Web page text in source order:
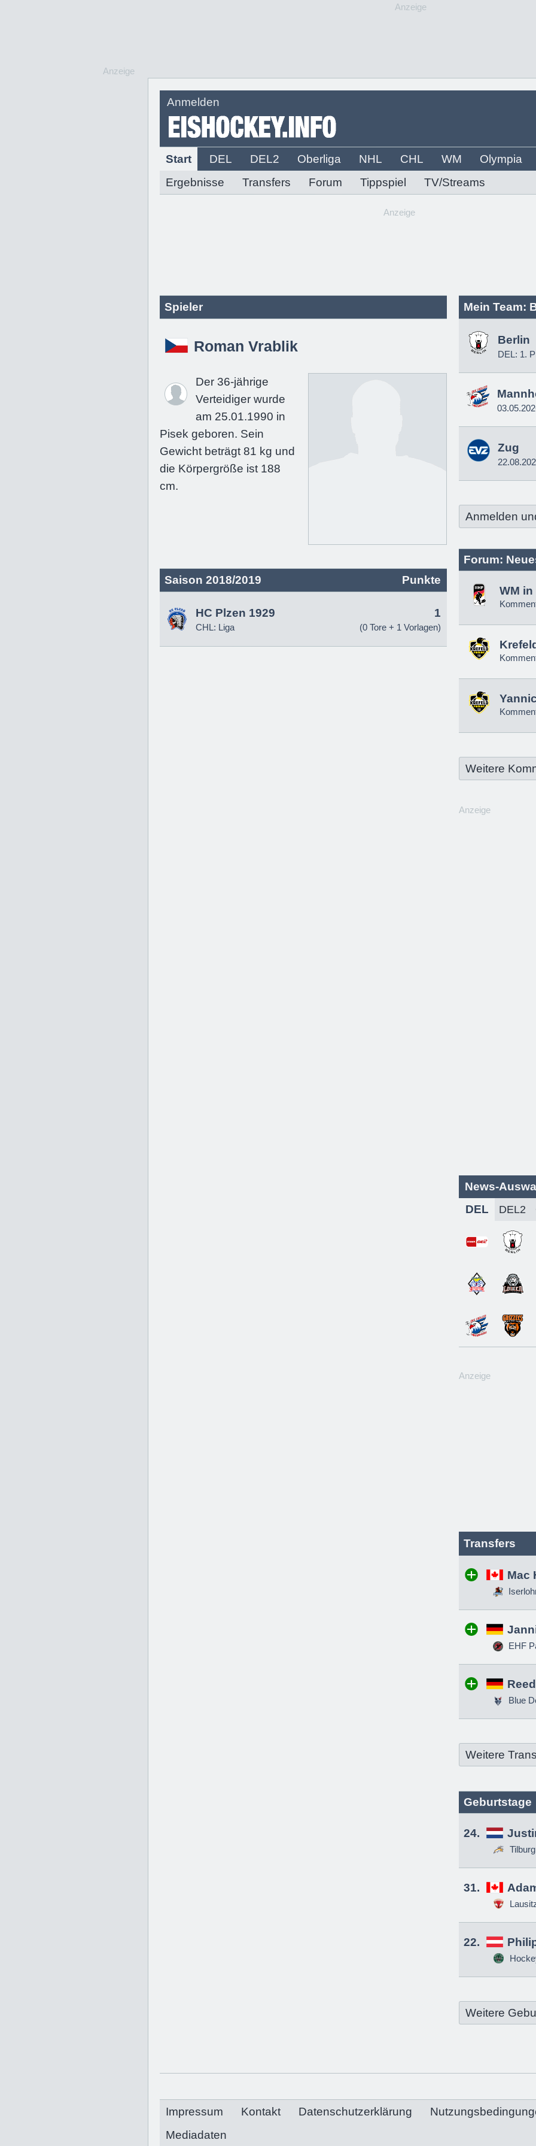
Anzeige
Anmelden
Start DEL DEL2 Oberliga NHL CHL WM
Olympia
Ergebnisse
Transfers Forum Tippspiel TV/Streams
Anzeige
Anzeige
Spieler
Roman Vrablik
Der 36-jährige
Verteidiger wurde
am 25.01.1990 in
Pisek geboren. Sein
Gewicht beträgt 81 kg und
die Körpergröße ist 188
cm.
Saison 2018/2019 Punkte
HC Plzen 1929
CHL: Liga
1
(0 Tore + 1 Vorlagen)
Mein Team:
Berlin
DEL: 1.
Zug
Anmelden
Forum:
WM
Weitere
Anzeige
News-
DEL
Anzeige
Transfers
Mac
EHF
Blue
Weitere
Geburtstage
24.
31.
22.
Weitere
Impressum Kontakt Datenschutzerklärung
Mediadaten